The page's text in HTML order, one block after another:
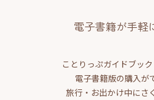
電子書籍が手軽
ことりっぷガイドブッ
電子書籍版の購入が
旅行・お出かけ中にさ